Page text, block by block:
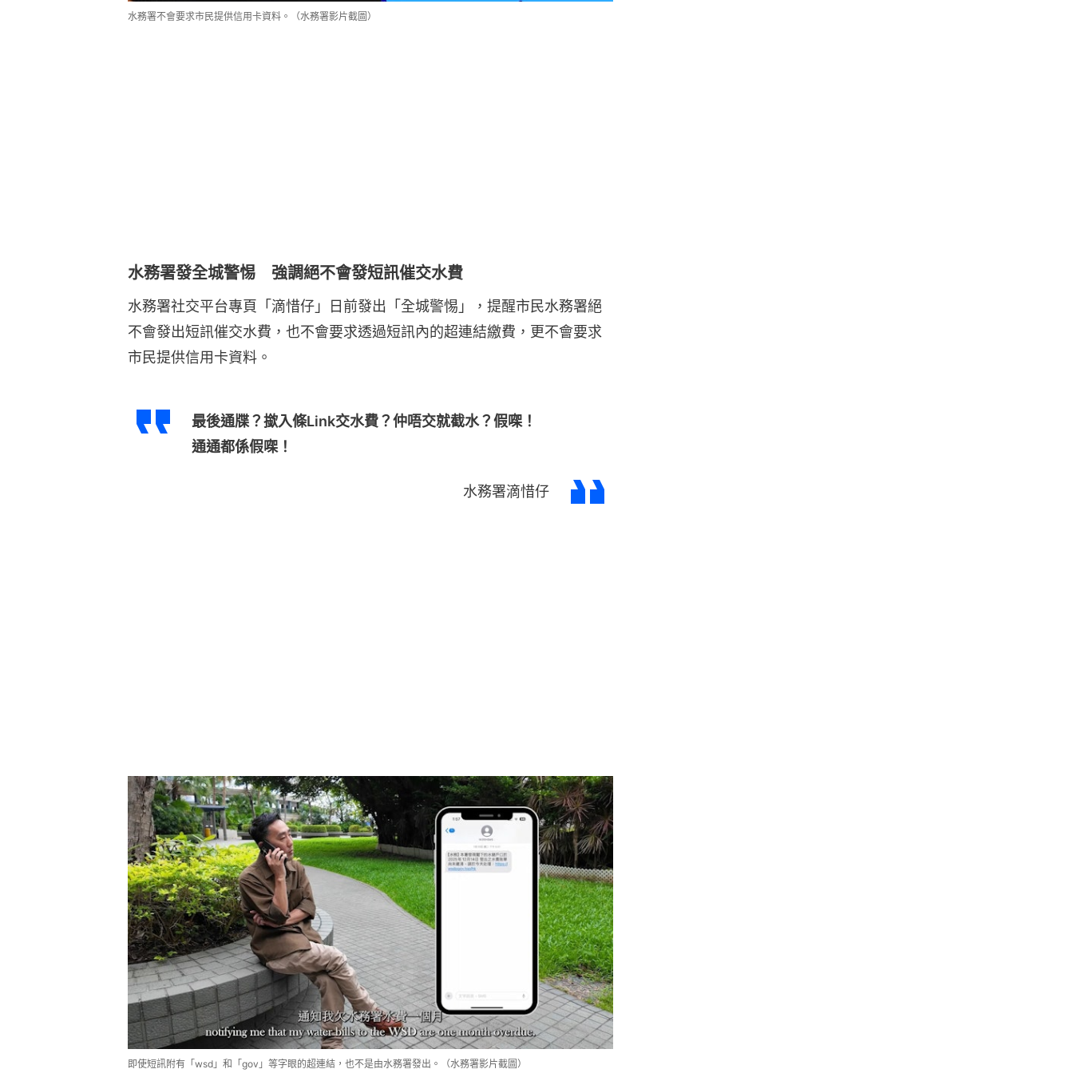
水務署不會要求市民提供信用卡資料。（水務署影片截圖）
水務署發全城警惕 強調絕不會發短訊催交水費
水務署社交平台專頁「滴惜仔」日前發出「全城警惕」，提醒市民水務署絕
不會發出短訊催交水費，也不會要求透過短訊內的超連結繳費，更不會要求
市民提供信用卡資料。
最後通牒？撳入條Link交水費？仲唔交就截水？假㗎！
通通都係假㗎！
水務署滴惜仔
即使短訊附有「wsd」和「gov」等字眼的超連結，也不是由水務署發出。（水務署影片截圖）